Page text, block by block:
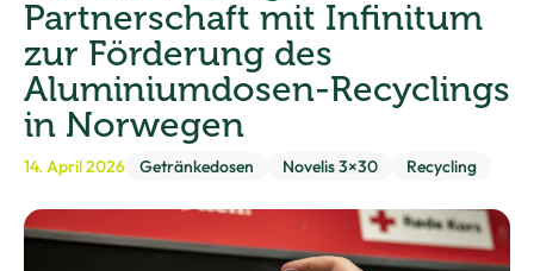
Partnerschaft mit Infinitum
zur Förderung des
Aluminiumdosen-Recyclings
in Norwegen
14. April 2026 Getränkedosen Novelis 3×30 Recycling